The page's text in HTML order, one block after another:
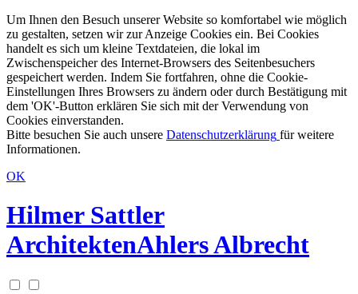
Um Ihnen den Besuch unserer Website so komfortabel wie möglich
zu gestalten, setzen wir zur Anzeige Cookies ein. Bei Cookies
handelt es sich um kleine Textdateien, die lokal im
Zwischenspeicher des Internet-Browsers des Seitenbesuchers
gespeichert werden. Indem Sie fortfahren, ohne die Cookie-
Einstellungen Ihres Browsers zu ändern oder durch Bestätigung mit
dem 'OK'-Button erklären Sie sich mit der Verwendung von
Cookies einverstanden.
Bitte besuchen Sie auch unsere Datenschutzerklärung für weitere
Informationen.
OK
Hilmer Sattler
ArchitektenAhlers Albrecht